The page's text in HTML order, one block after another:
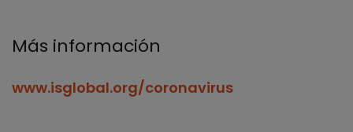
Más información
www.isglobal.org/coronavirus